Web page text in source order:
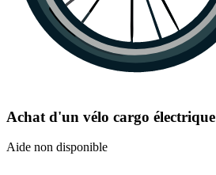
Achat d'un vélo cargo électrique
Aide non disponible